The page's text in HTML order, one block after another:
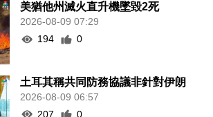
美猶他州滅火直升機墜毀2死
2026-08-09 07:29
194
0
土耳其稱共同防務協議非針對伊朗
2026-08-09 06:57
207
0